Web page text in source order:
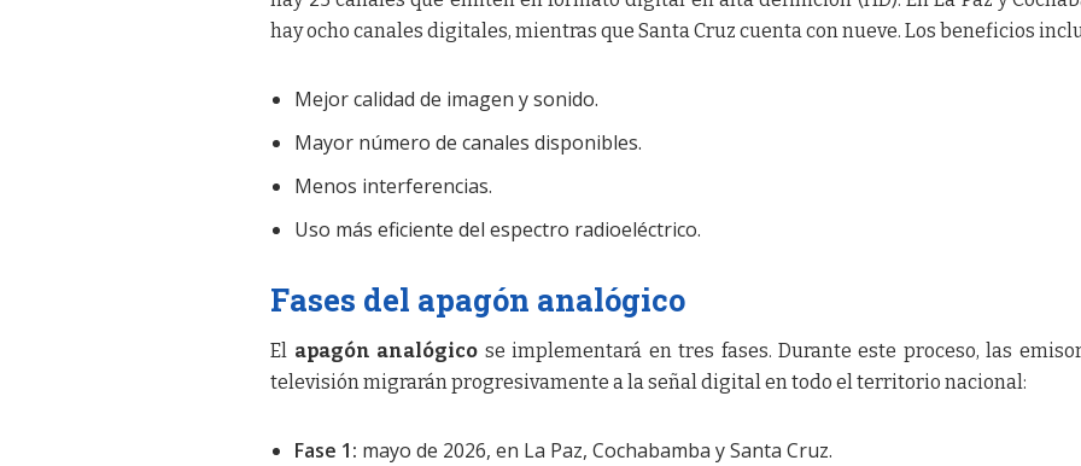
hay ocho canales digitales, mientras que Santa Cruz cuenta con nueve. Los beneficios
Mejor calidad de imagen y sonido.
Mayor número de canales disponibles.
Menos interferencias.
Uso más eficiente del espectro radioeléctrico.
Fases del apagón analógico
El apagón analógico se implementará en tres fases. Durante este proceso, las
televisión migrarán progresivamente a la señal digital en todo el territorio nacional:
Fase 1: mayo de 2026, en La Paz, Cochabamba y Santa Cruz.